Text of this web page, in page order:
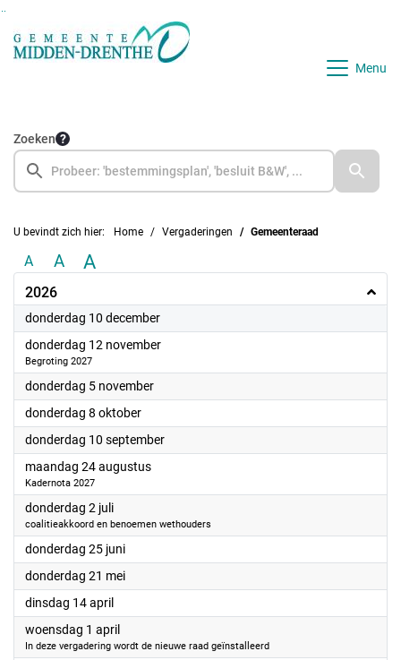
Ga naar de inhoud van deze pagina
Menu
Zoeken
U bevindt zich hier: Home Vergaderingen Gemeenteraad
A A A
2026
donderdag 10 december2026
donderdag 12 november2026
Begroting 2027
donderdag 5 november2026
donderdag 8 oktober2026
donderdag 10 september2026
maandag 24 augustus2026
Kadernota 2027
donderdag 2 juli2026
coalitieakkoord en benoemen wethouders
donderdag 25 juni2026
donderdag 21 mei2026
dinsdag 14 april2026
woensdag 1 april2026
In deze vergadering wordt de nieuwe raad geïnstalleerd